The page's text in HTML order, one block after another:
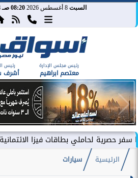
السبت 8 أغسطس 2026 08:20 صـ
رئيس مجلس الإدارة
معتصم ابراهيم
رئيس
أشرف
بطاقات فيزا الائتمانية داخل...
الرئيسية سيارات